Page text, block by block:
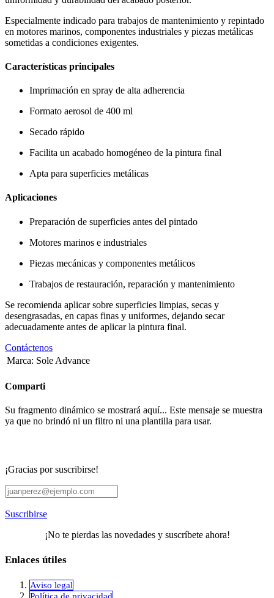
Especialmente indicado para trabajos de mantenimiento y repintado
en motores marinos, componentes industriales y piezas metálicas
sometidas a condiciones exigentes.
Características principales
Imprimación en spray de alta adherencia
Formato aerosol de 400 ml
Secado rápido
Facilita un acabado homogéneo de la pintura final
Apta para superficies metálicas
Aplicaciones
Preparación de superficies antes del pintado
Motores marinos e industriales
Piezas mecánicas y componentes metálicos
Trabajos de restauración, reparación y mantenimiento
Se recomienda aplicar sobre superficies limpias, secas y
desengrasadas, en capas finas y uniformes, dejando secar
adecuadamente antes de aplicar la pintura final.
Contáctenos
Marca: Sole Advance
Comparti
Su fragmento dinámico se mostrará aquí... Este mensaje se muestra
ya que no brindó ni un filtro ni una plantilla para usar.
¡Gracias por suscribirse!
Suscribirse
¡No te pierdas las novedades y suscríbete ahora!
Enlaces útiles
Aviso legal